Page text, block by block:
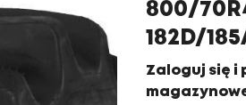
800/
182D/
Zaloguj się i